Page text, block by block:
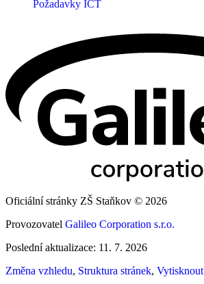
Požadavky ICT
Oficiální stránky ZŠ Staňkov © 2026
Provozovatel Galileo Corporation s.r.o.
Poslední aktualizace: 11. 7. 2026
Změna vzhledu, Struktura stránek, Vytisknout